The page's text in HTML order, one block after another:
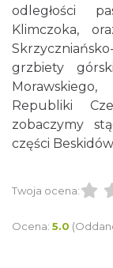
odległości
Klimczoka,
grzbiety
Republiki
zobaczymy
części
Twoja ocena:
Ocena: 5.0